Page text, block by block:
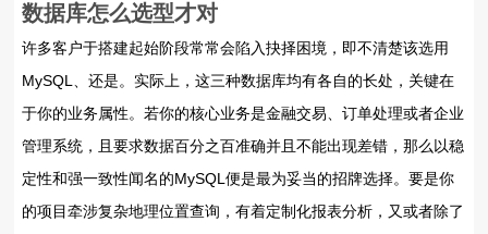
数据库怎么选型才对
许多客户于搭建起始阶段常常会陷入抉择困境，即不清楚该选用
MySQL、还是。实际上，这三种数据库均有各自的长处，关键在
于你的业务属性。若你的核心业务是金融交易、订单处理或者企业
管理系统，且要求数据百分之百准确并且不能出现差错，那么以稳
定性和强一致性闻名的MySQL便是最为妥当的招牌选择。要是你
的项目牵涉复杂地理位置查询，有着定制化报表分析，又或者除了